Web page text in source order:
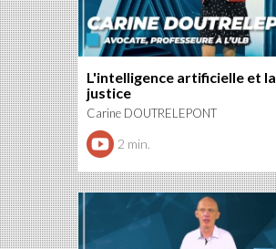
L'intelligence artificielle et la
justice
Carine DOUTRELEPONT
2 min.